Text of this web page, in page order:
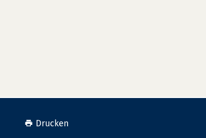
Drucken